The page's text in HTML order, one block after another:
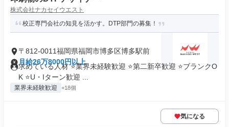
株式会社ナカセイウエスト
校正専門会社の知見を活かす。DTP部門の募集！
〒812-0011福岡県福岡市博多区博多駅前
月給26万8000円以上
求めている人材 ⭐業界未経験歓迎 ⭐第二新卒歓迎 ⭐ブランクO
K ⭐U・Iターン歓迎 ...
業界未経験歓迎 +18個
気になる